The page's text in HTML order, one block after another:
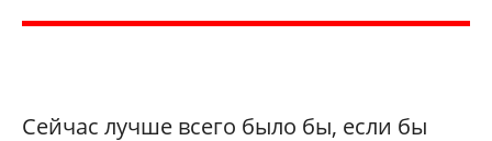
Сейчас лучше всего было бы, если бы